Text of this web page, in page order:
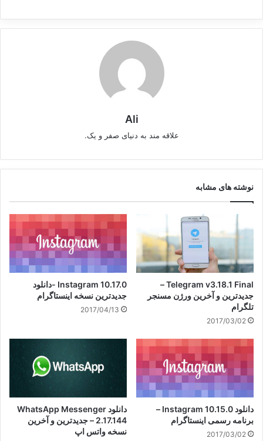
Ali
علاقه مند به دنیای صفر و یک.
نوشته های مشابه
Telegram v3.18.1 Final –
جدیدترین و آخرین ورژن مسنجر
تلگرام
2017/03/02
Instagram 10.17.0 -دانلود
جدیدترین نسخه اینستاگرام
2017/04/13
دانلود Instagram 10.15.0 –
برنامه رسمی اینستاگرام
2017/03/02
دانلود WhatsApp Messenger
2.17.144 – جدیدترین و آخرین
نسخه واتس اپ